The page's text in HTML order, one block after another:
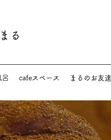
る
呂 cafeスペース まるのお友達